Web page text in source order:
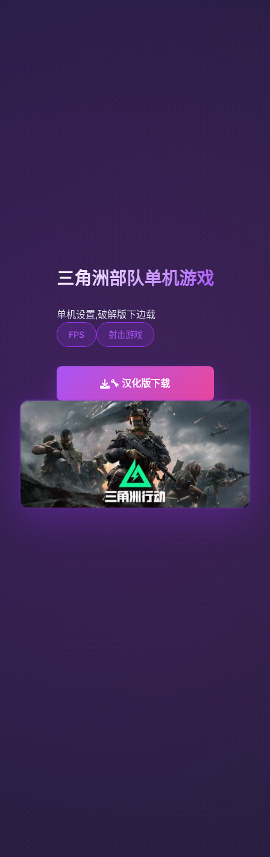
三角洲部队单机游戏
单机设置,破解版下边载
FPS 射击游戏
🔧 汉化版下载